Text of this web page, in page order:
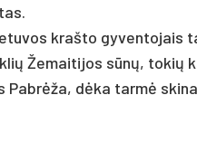
kraš­to gy­ven­to­jais
Že­mai­ti­jos sūnų,
dėka tarmė